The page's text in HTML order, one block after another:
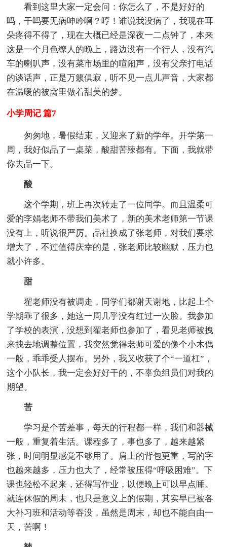
看到这里大家一定会问：你怎么了，不是好好的
吗，干吗要无病呻吟啊？哼！谁说我没病了，我现在耳
朵疼得不得了，现在大概已经是深夜一二点钟了，本来
这是一个月色缭人的晚上，路边没有一个行人，没有汽
车的喇叭声，没有菜市场里的喧闹声，没有父亲打电话
的谈话声，正是万籁俱寂，听不见一点儿声音，大家都
在温暖的被窝里做着甜美的梦。
小学周记 篇7
匆匆地，暑假结束，又迎来了新的学年。开学第一
周，我好似品了一桌菜，酸甜苦辣都有。下面，我就带
你去品一下。
酸
这个学期，班上再次转走了一位同学。而且温柔可
爱的李娟老师不带我们美术了，新的美术老师第一节课
没有上，听说很严厉。品社换成了张老师，对我们要求
增大了，不过值得庆幸的是，张老师比较幽默，压力也
就小许多。
甜
翟老师没有被调走，同学们都谢天谢地，比起上个
学期乖了很多，她这一周几乎没有红过一次脸。我参加
了学校的表演，没想到翟老师也参加了，看见老师被拽
来拽去地调整位置，我突然觉得老师可爱的像个小木偶
一般，乖乖受人摆布。另外，我又收获了个“一道杠”，
这个小队长，我一定会好好干的，不辜负组员们对我的
期望。
苦
学习是个苦差事，每天的行程都一样，我们和器械
一般，重复着生活。课程多了，事也多了，越来越紧
张，时间明显感觉不够用了。肩上的背包更重，写的字
也越来越多，压力也大了，经常被压得“呼吸困难”。下
课也轻松不起来，还得写作业，以便晚上可以早点睡。
就连休假的周末，也只是意义上的假期，其实早已被各
大补习班和活动等吞没，虽然是周末，却也不能自由一
天，苦啊！